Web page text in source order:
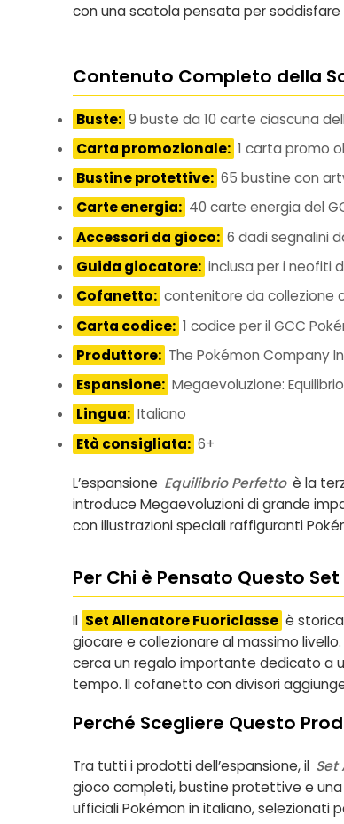
con una scatola pensata per
Contenuto Completo della
Buste: 9 buste da 10 carte ciascuna
Carta promozionale: 1 carta promo
Bustine protettive: 65 bustine con
Carte energia: 40 carte energia del
Accessori da gioco: 6 dadi segnalini
Guida giocatore: inclusa per i neofiti
Cofanetto: contenitore da collezione
Carta codice: 1 codice per il GCC
Produttore: The Pokémon Company
Espansione: Megaevoluzione:
Lingua: Italiano
Età consigliata: 6+
L’espansione Equilibrio Perfetto è la
introduce Megaevoluzioni di grande
con illustrazioni speciali raffiguranti
Per Chi è Pensato Questo Set
Il Set Allenatore Fuoriclasse è
giocare e collezionare al massimo
cerca un regalo importante dedicato a
tempo. Il cofanetto con divisori
Perché Scegliere Questo
Tra tutti i prodotti dell’espansione, il Set
gioco completi, bustine protettive e una
ufficiali Pokémon in italiano, selezionati